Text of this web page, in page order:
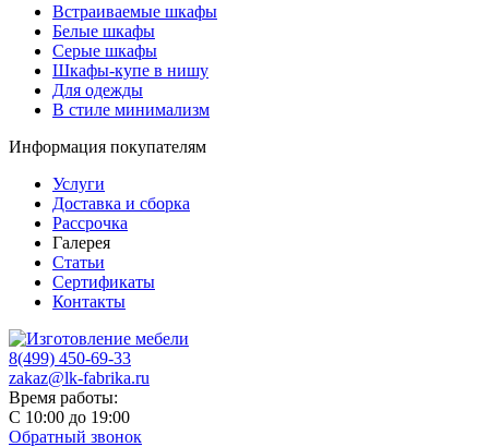
Встраиваемые шкафы
Белые шкафы
Серые шкафы
Шкафы-купе в нишу
Для одежды
В стиле минимализм
Информация покупателям
Услуги
Доставка и сборка
Рассрочка
Галерея
Статьи
Сертификаты
Контакты
8(499) 450-69-33
zakaz@lk-fabrika.ru
Время работы:
С 10:00 до 19:00
Обратный звонок